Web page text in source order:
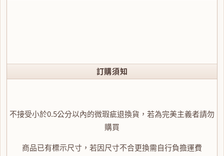
訂購須知
不接受小於0.5公分以內的微瑕疵退換貨，若為完美主義者請勿
購買
商品已有標示尺寸，若因尺寸不合更換需自行負擔運費